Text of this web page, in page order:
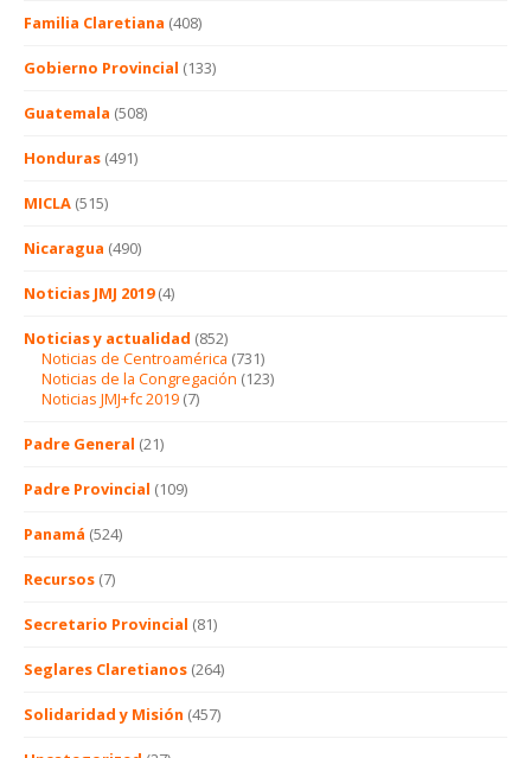
Familia Claretiana (408)
Gobierno Provincial (133)
Guatemala (508)
Honduras (491)
MICLA (515)
Nicaragua (490)
Noticias JMJ 2019(4)
Noticias y actualidad (852)
Noticias de Centroamérica (731)
Noticias de la Congregación (123)
Noticias JMJ+fc 2019 (7)
Padre General (21)
Padre Provincial (109)
Panamá (524)
Recursos (7)
Secretario Provincial (81)
Seglares Claretianos (264)
Solidaridad y Misión (457)